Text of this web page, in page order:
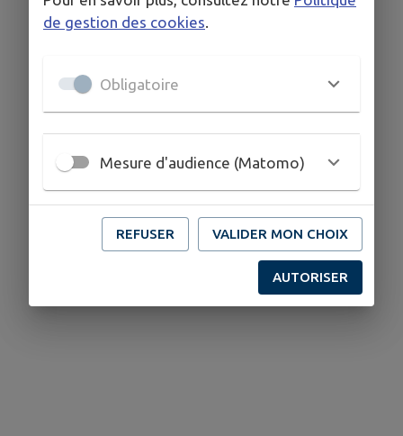
de gestion des cookies.
Obligatoire
Mesure d'audience (Matomo)
REFUSER VALIDER MON CHOIX
AUTORISER